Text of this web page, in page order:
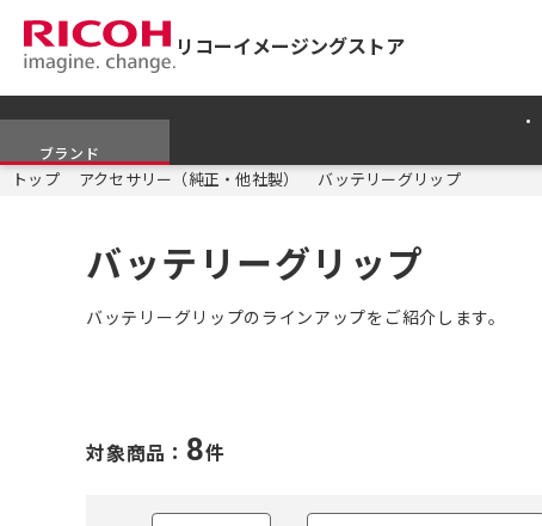
リコーイメージングストア
ブランド
トップ アクセサリー（純正・他社製） バッテリーグリップ
バッテリーグリップ
バッテリーグリップのラインアップをご紹介します。
対象商品： 8件